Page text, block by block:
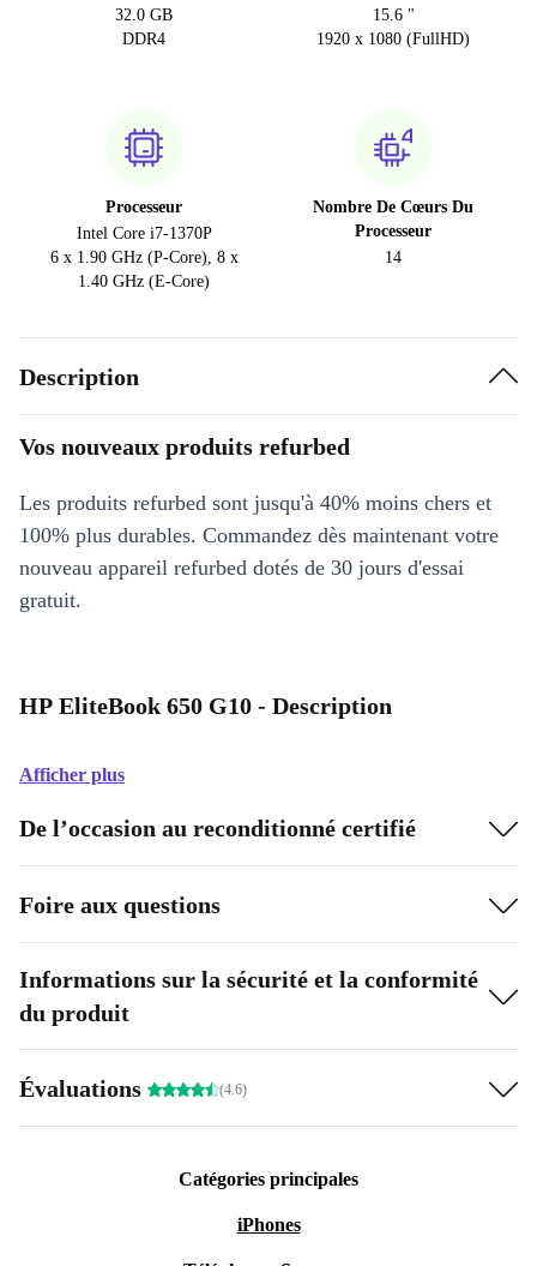
32.0 GB
DDR4
15.6 "
1920 x 1080 (FullHD)
Processeur
Intel Core i7-1370P
6 x 1.90 GHz (P-Core), 8 x
1.40 GHz (E-Core)
Nombre De Cœurs Du
Processeur
14
Description
Vos nouveaux produits refurbed
Les produits refurbed sont jusqu'à 40% moins chers et
100% plus durables. Commandez dès maintenant votre
nouveau appareil refurbed dotés de 30 jours d'essai
gratuit.
HP EliteBook 650 G10 - Description
Afficher plus
De l’occasion au reconditionné certifié
Foire aux questions
Informations sur la sécurité et la conformité
du produit
Évaluations (4.6)
Catégories principales
iPhones